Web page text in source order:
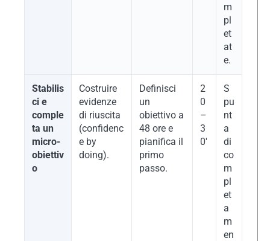
m
pl
et
at
e.
Stabilis
ci e
comple
ta un
micro-
obiettiv
o
Costruire
evidenze
di riuscita
(confidenc
e by
doing).
Definisci
un
obiettivo a
48 ore e
pianifica il
primo
passo.
2
0
–
3
0′
S
pu
nt
a
di
co
m
pl
et
a
m
en